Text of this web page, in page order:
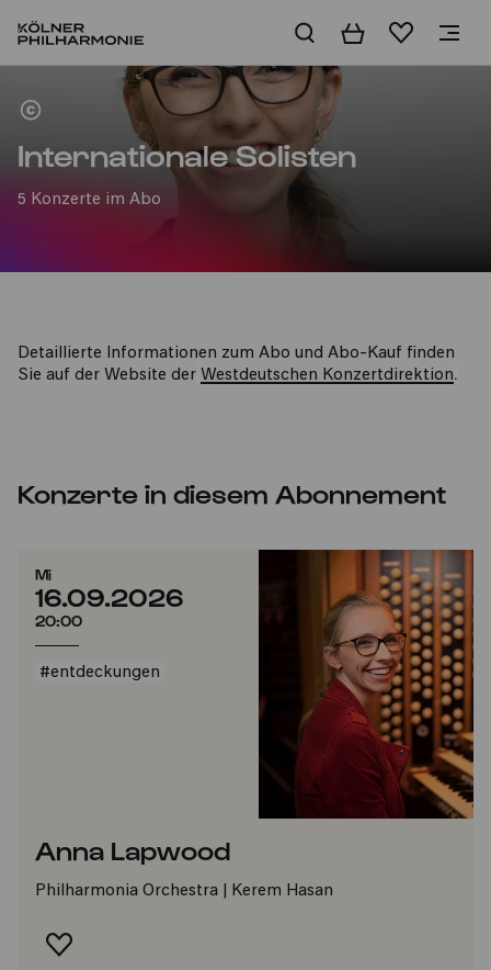
WarenkorbMerkliste
Internationale Solisten
5 Konzerte im Abo
Detaillierte Informationen zum Abo und Abo-Kauf finden
Sie auf der Website der Westdeutschen Konzertdirektion.
Konzerte in diesem Abonnement
Mi
16.09.2026
20:00
#entdeckungen
Anna Lapwood
Philharmonia Orchestra | Kerem Hasan
FAVORIT HINZUFÜGEN